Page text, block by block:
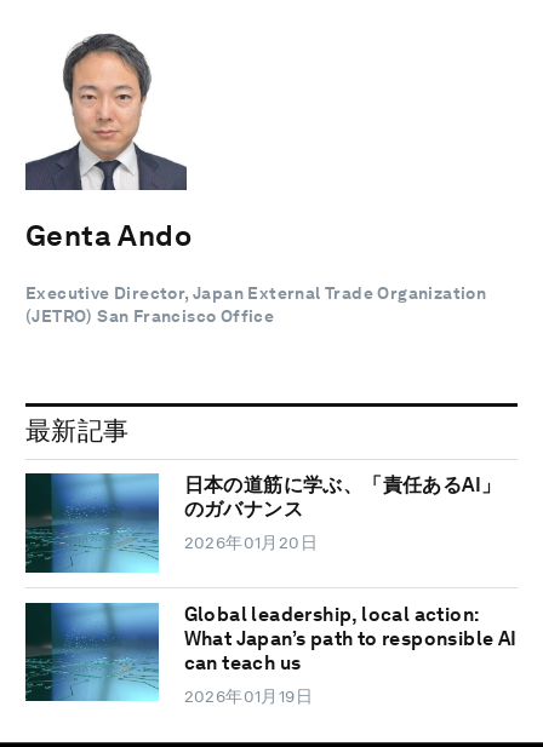
Genta Ando
Executive Director, Japan External Trade Organization
(JETRO) San Francisco Office
最新記事
日本の道筋に学ぶ、「責任あるAI」
のガバナンス
2026年01月20日
Global leadership, local action:
What Japan’s path to responsible AI
can teach us
2026年01月19日